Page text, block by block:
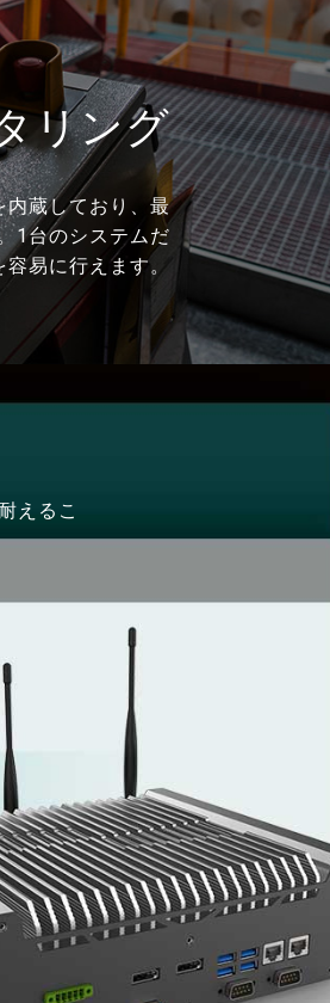
リング
蔵しており、最
1台のシステムだ
易に行えます。
えるこ